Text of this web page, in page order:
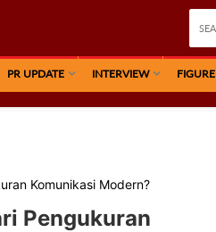
PR UPDATE INTERVIEW FIGURE
Komunikasi Modern?
Pengukuran